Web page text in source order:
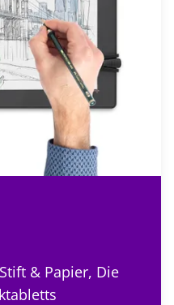
& Papier, Die